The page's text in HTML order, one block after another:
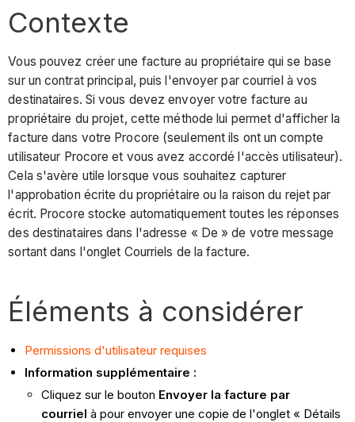
Contexte
Vous pouvez créer une facture au propriétaire qui se base
sur un contrat principal, puis l'envoyer par courriel à vos
destinataires. Si vous devez envoyer votre facture au
propriétaire du projet, cette méthode lui permet d'afficher la
facture dans votre Procore (seulement ils ont un compte
utilisateur Procore et vous avez accordé l'accès utilisateur).
Cela s'avère utile lorsque vous souhaitez capturer
l'approbation écrite du propriétaire ou la raison du rejet par
écrit. Procore stocke automatiquement toutes les réponses
des destinataires dans l'adresse « De » de votre message
sortant dans l'onglet Courriels de la facture.
Éléments à considérer
Permissions d'utilisateur requises
Information supplémentaire :
Cliquez sur le bouton Envoyer la facture par
courriel à pour envoyer une copie de l'onglet « Détails